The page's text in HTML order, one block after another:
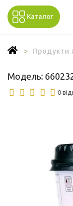
Каталог
Продукти
Модель:
0